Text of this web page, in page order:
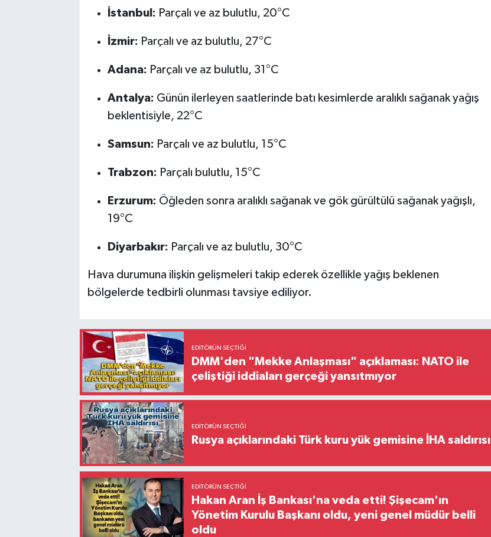
İstanbul: Parçalı ve az bulutlu, 20°C
İzmir: Parçalı ve az bulutlu, 27°C
Adana: Parçalı ve az bulutlu, 31°C
Antalya: Günün ilerleyen saatlerinde batı kesimlerde aralıklı sağanak yağış
beklentisiyle, 22°C
Samsun: Parçalı ve az bulutlu, 15°C
Trabzon: Parçalı bulutlu, 15°C
Erzurum: Öğleden sonra aralıklı sağanak ve gök gürültülü sağanak yağışlı,
19°C
Diyarbakır: Parçalı ve az bulutlu, 30°C
Hava durumuna ilişkin gelişmeleri takip ederek özellikle yağış beklenen
bölgelerde tedbirli olunması tavsiye ediliyor.
EDITÖRÜN SEÇTIĞI
DMM'den "Mekke Anlaşması" açıklaması: NATO ile
çeliştiği iddiaları gerçeği yansıtmıyor
EDITÖRÜN SEÇTIĞI
Rusya açıklarındaki Türk kuru yük gemisine İHA saldırısı
EDITÖRÜN SEÇTIĞI
Hakan Aran İş Bankası'na veda etti! Şişecam'ın
Yönetim Kurulu Başkanı oldu, yeni genel müdür belli
oldu